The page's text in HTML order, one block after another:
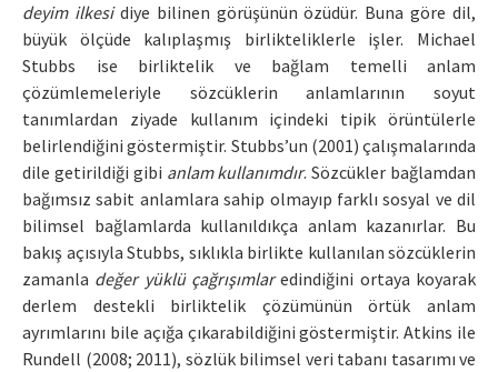
deyim ilkesidiye bilinen görüşünün özüdür. Buna göre dil,
büyük ölçüde kalıplaşmış birlikteliklerle işler. Michael
Stubbs ise birliktelik ve bağlam temelli anlam
çözümlemeleriyle sözcüklerin anlamlarının soyut
tanımlardan ziyade kullanım içindeki tipik örüntülerle
belirlendiğini göstermiştir. Stubbs’un (2001) çalışmalarında
dile getirildiği gibi anlam kullanımdır. Sözcükler bağlamdan
bağımsız sabit anlamlara sahip olmayıp farklı sosyal ve dil
bilimsel bağlamlarda kullanıldıkça anlam kazanırlar. Bu
bakış açısıyla Stubbs, sıklıkla birlikte kullanılan sözcüklerin
zamanla değer yüklü çağrışımlaredindiğini ortaya koyarak
derlem destekli birliktelik çözümünün örtük anlam
ayrımlarını bile açığa çıkarabildiğini göstermiştir. Atkins ile
Rundell (2008; 2011), sözlük bilimsel veri tabanı tasarımı ve